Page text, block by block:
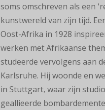
soms omschreven als een
kunstwereld van zijn tijd.
Oost-Afrika in 1928
werken met Afrikaanse
studeerde vervolgens aan
Karlsruhe. Hij woonde en
in Stuttgart, waar zijn
geallieerde